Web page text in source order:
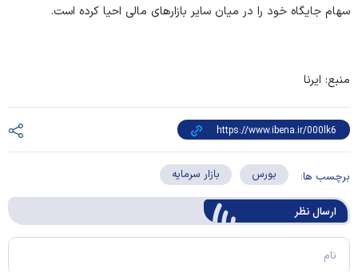
سهام جایگاه خود را در میان سایر بازار‌های مالی احیا کرده است.
منبع: ایرنا
برچسب ها: بورس بازار سرمایه
ارسال‌ نظر